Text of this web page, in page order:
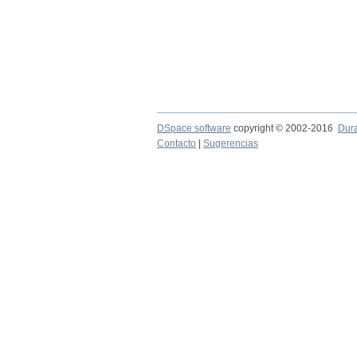
DSpace software copyright © 2002-2016
Contacto
Sugerencias